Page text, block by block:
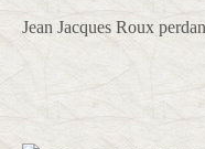
Jean Jacques Roux